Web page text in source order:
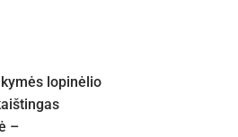
lopinėlio
–